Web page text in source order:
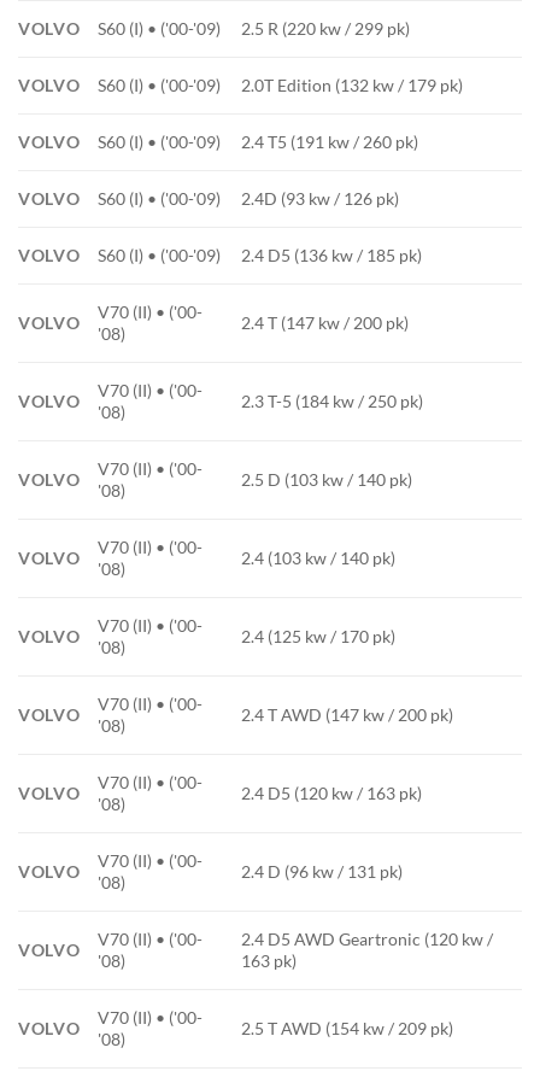
VOLVO S60 (I) • ('00-'09) 2.5 R (220 kw / 299 pk)
VOLVO S60 (I) • ('00-'09) 2.0T Edition (132 kw / 179 pk)
VOLVO S60 (I) • ('00-'09) 2.4 T5 (191 kw / 260 pk)
VOLVO S60 (I) • ('00-'09) 2.4D (93 kw / 126 pk)
VOLVO S60 (I) • ('00-'09) 2.4 D5 (136 kw / 185 pk)
VOLVO
V70 (II) • ('00-
'08)
2.4 T (147 kw / 200 pk)
VOLVO
V70 (II) • ('00-
'08)
2.3 T-5 (184 kw / 250 pk)
VOLVO
V70 (II) • ('00-
'08)
2.5 D (103 kw / 140 pk)
VOLVO
V70 (II) • ('00-
'08)
2.4 (103 kw / 140 pk)
VOLVO
V70 (II) • ('00-
'08)
2.4 (125 kw / 170 pk)
VOLVO
V70 (II) • ('00-
'08)
2.4 T AWD (147 kw / 200 pk)
VOLVO
V70 (II) • ('00-
'08)
2.4 D5 (120 kw / 163 pk)
VOLVO
V70 (II) • ('00-
'08)
2.4 D (96 kw / 131 pk)
VOLVO
V70 (II) • ('00-
'08)
2.4 D5 AWD Geartronic (120 kw /
163 pk)
VOLVO
V70 (II) • ('00-
'08)
2.5 T AWD (154 kw / 209 pk)